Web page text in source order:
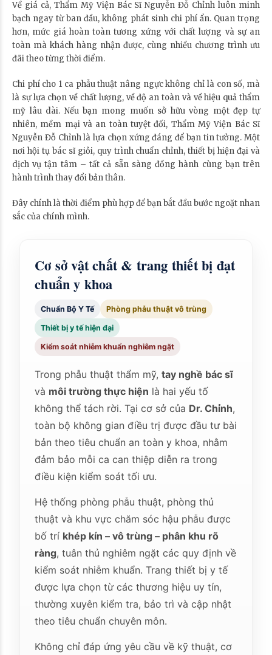
Về giá cả, Thẩm Mỹ Viện Bác Sĩ Nguyễn Đỗ Chỉnh luôn minh
bạch ngay từ ban đầu, không phát sinh chi phí ẩn. Quan trọng
hơn, mức giá hoàn toàn tương xứng với chất lượng và sự an
toàn mà khách hàng nhận được, cùng nhiều chương trình ưu
đãi theo từng thời điểm.
Chi phí cho 1 ca phẫu thuật nâng ngực không chỉ là con số, mà
là sự lựa chọn về chất lượng, về độ an toàn và về hiệu quả thẩm
mỹ lâu dài. Nếu bạn mong muốn sở hữu vòng một đẹp tự
nhiên, mềm mại và an toàn tuyệt đối, Thẩm Mỹ Viện Bác Sĩ
Nguyễn Đỗ Chỉnh là lựa chọn xứng đáng để bạn tin tưởng. Một
nơi hội tụ bác sĩ giỏi, quy trình chuẩn chỉnh, thiết bị hiện đại và
dịch vụ tận tâm – tất cả sẵn sàng đồng hành cùng bạn trên
hành trình thay đổi bản thân.
Đây chính là thời điểm phù hợp để bạn bắt đầu bước ngoặt nhan
sắc của chính mình.
Cơ sở vật chất & trang thiết bị đạt
chuẩn y khoa
Chuẩn Bộ Y Tế Phòng phẫu thuật vô trùng
Thiết bị y tế hiện đại
Kiểm soát nhiễm khuẩn nghiêm ngặt
Trong phẫu thuật thẩm mỹ,tay nghề bác sĩ
và môi trường thực hiện là hai yếu tố
không thể tách rời. Tại cơ sở của Dr. Chỉnh,
toàn bộ không gian điều trị được đầu tư bài
bản theo tiêu chuẩn an toàn y khoa, nhằm
đảm bảo mỗi ca can thiệp diễn ra trong
điều kiện kiểm soát tối ưu.
Hệ thống phòng phẫu thuật, phòng thủ
thuật và khu vực chăm sóc hậu phẫu được
bố trí khép kín – vô trùng – phân khu rõ
ràng, tuân thủ nghiêm ngặt các quy định về
kiểm soát nhiễm khuẩn. Trang thiết bị y tế
được lựa chọn từ các thương hiệu uy tín,
thường xuyên kiểm tra, bảo trì và cập nhật
theo tiêu chuẩn chuyên môn.
Không chỉ đáp ứng yêu cầu về kỹ thuật, cơ